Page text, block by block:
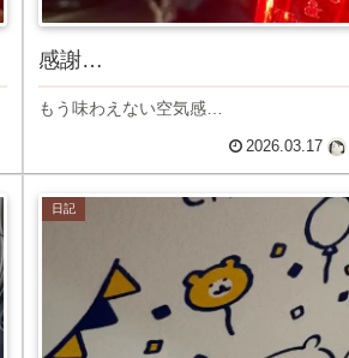
感謝…
もう味わえない空気感…
2026.03.17
日記